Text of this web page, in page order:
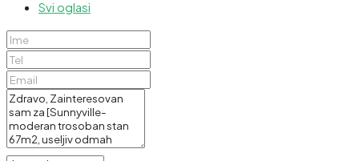
Svi oglasi